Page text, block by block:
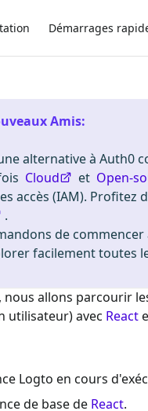
Démarrages
Amis:
alternative à Auth0
Cloud et Open-
accès (IAM).
.
de
facilement toutes
nous allons parcourir
utilisateur) avec React
Logto en cours
de base de React.